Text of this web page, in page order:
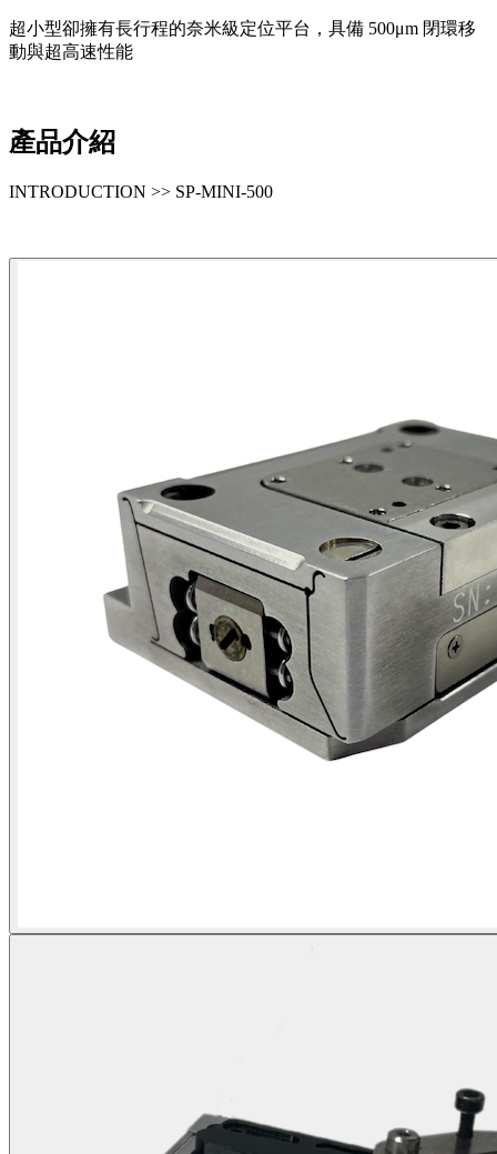
超小型卻擁有長行程的奈米級定位平台，具備 500μm 閉環移
動與超高速性能
產品介紹
INTRODUCTION >> SP-MINI-500